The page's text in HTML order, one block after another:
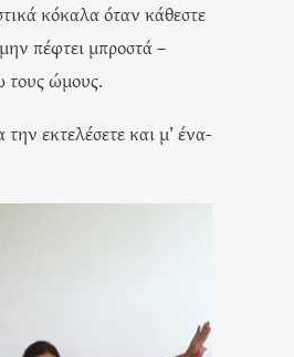
κόκαλα όταν κάθεστε
πέφτει μπροστά –
τους ώμους.
την εκτελέσετε και μ’ ένα-